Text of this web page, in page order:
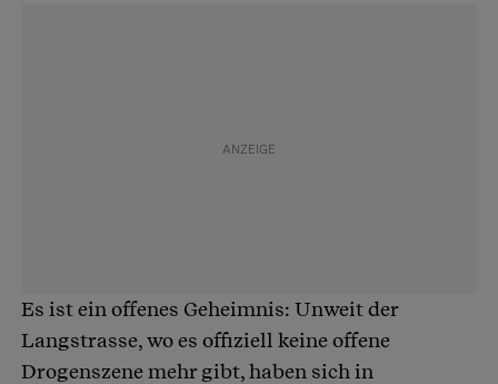
Es ist ein offenes Geheimnis: Unweit der
Langstrasse, wo es offiziell keine offene
Drogenszene mehr gibt, haben sich in